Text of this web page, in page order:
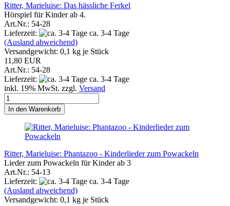
Ritter, Marieluise: Das hässliche Ferkel
Hörspiel für Kinder ab 4.
Art.Nr.: 54-28
Lieferzeit:
ca. 3-4 Tage
(Ausland abweichend)
Versandgewicht: 0,1 kg je Stück
11,80 EUR
Art.Nr.: 54-28
Lieferzeit:
ca. 3-4 Tage
inkl. 19% MwSt. zzgl. Versand
In den Warenkorb
Ritter, Marieluise: Phantazoo - Kinderlieder zum Powackeln
Lieder zum Powackeln für Kinder ab 3
Art.Nr.: 54-13
Lieferzeit:
ca. 3-4 Tage
(Ausland abweichend)
Versandgewicht: 0,1 kg je Stück